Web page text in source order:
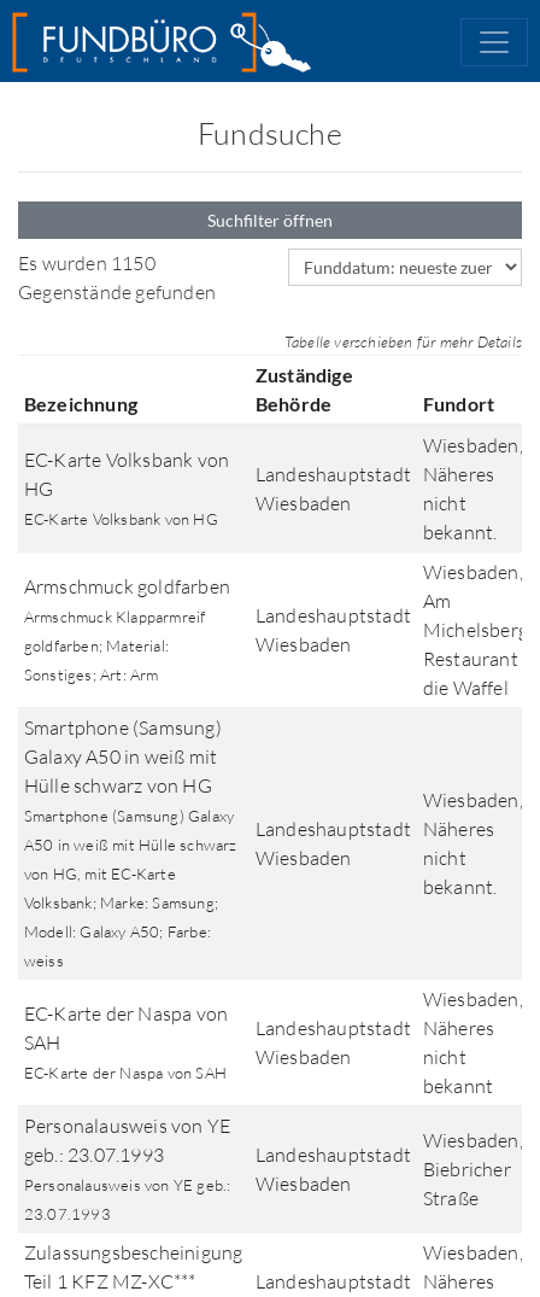
Fundsuche
Suchfilter öffnen
Es wurden 1150
Gegenstände gefunden
Sortierfeld
Tabelle verschieben für mehr Details
Bezeichnung
Zuständige
Behörde
Fundort
EC-Karte Volksbank von
HG
EC-Karte Volksbank von HG
Landeshauptstadt
Wiesbaden
Wiesbaden,
Näheres
nicht
bekannt.
Armschmuck goldfarben
Armschmuck Klapparmreif
goldfarben; Material:
Sonstiges; Art: Arm
Landeshauptstadt
Wiesbaden
Wiesbaden,
Am
Michelsberg
Restaurant
die Waffel
Smartphone (Samsung)
Galaxy A50 in weiß mit
Hülle schwarz von HG
Smartphone (Samsung) Galaxy
A50 in weiß mit Hülle schwarz
von HG, mit EC-Karte
Volksbank; Marke: Samsung;
Modell: Galaxy A50; Farbe:
weiss
Landeshauptstadt
Wiesbaden
Wiesbaden,
Näheres
nicht
bekannt.
EC-Karte der Naspa von
SAH
EC-Karte der Naspa von SAH
Landeshauptstadt
Wiesbaden
Wiesbaden,
Näheres
nicht
bekannt
Personalausweis von YE
geb.: 23.07.1993
Personalausweis von YE geb.:
23.07.1993
Landeshauptstadt
Wiesbaden
Wiesbaden,
Biebricher
Straße
Zulassungsbescheinigung
Teil 1 KFZ MZ-XC***
Landeshauptstadt
Wiesbaden,
Näheres